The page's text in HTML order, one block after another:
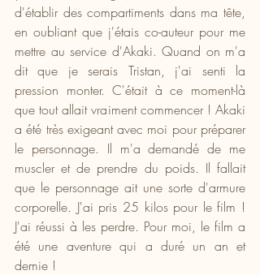
d'établir des compartiments dans ma tête,
en oubliant que j'étais co-auteur pour me
mettre au service d'Akaki. Quand on m'a
dit que je serais Tristan, j'ai senti la
pression monter. C'était à ce moment-là
que tout allait vraiment commencer ! Akaki
a été très exigeant avec moi pour préparer
le personnage. Il m'a demandé de me
muscler et de prendre du poids. Il fallait
que le personnage ait une sorte d'armure
corporelle. J'ai pris 25 kilos pour le film !
J'ai réussi à les perdre. Pour moi, le film a
été une aventure qui a duré un an et
demie !